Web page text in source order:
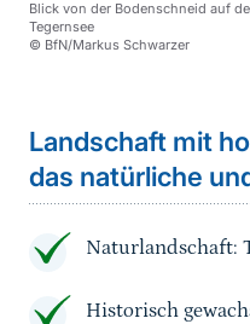
Blick von der Bodenschneid auf
Tegernsee
© BfN/Markus Schwarzer
Landschaft mit
das natürliche
Naturlandschaft:
Historisch